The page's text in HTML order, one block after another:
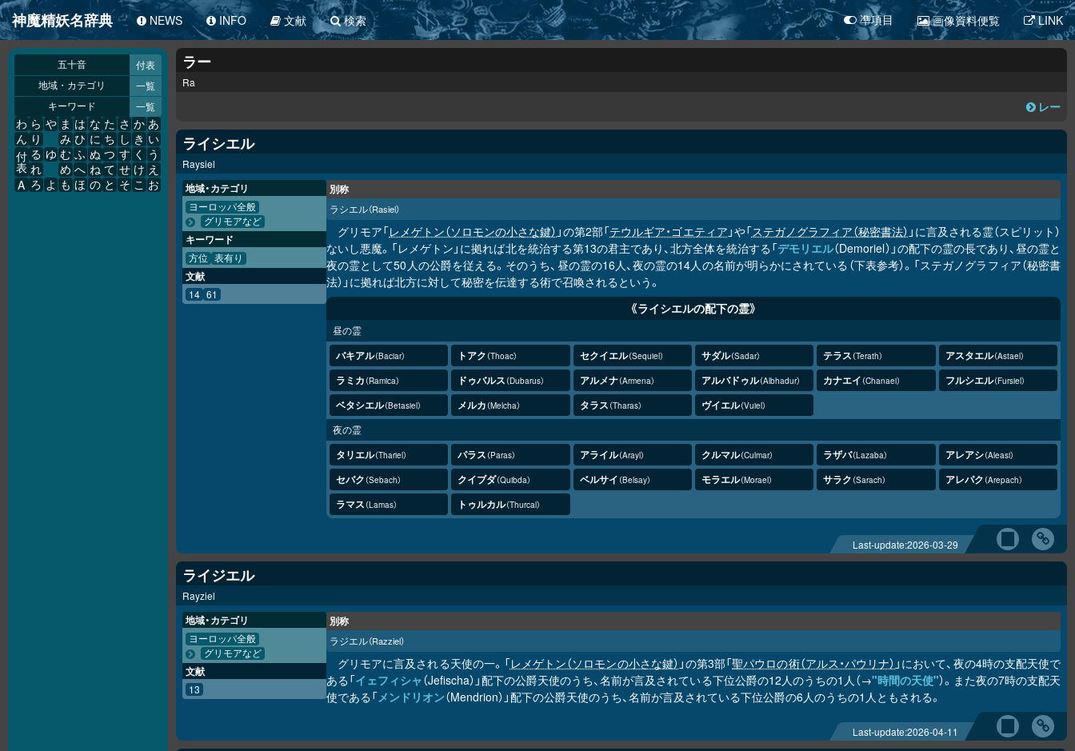
神魔精妖名辞典 NEWS INFO 文献 検索 凖項目 画像資料便覧 LINK
五十音 付表
地域・カテゴリ 一覧
キーワード 一覧
あ
い
う
え
お
か
き
く
け
こ
さ
し
す
せ
そ
た
ち
つ
て
と
な
に
ぬ
ね
の
は
ひ
ふ
へ
ほ
ま
み
む
め
も
や
ゆ
よ
ら
り
る
れ
ろ
わ
ん
付
表
A
ラー
Ra
レー
ライシエル
Raysiel
別称
ラシエル（Rasiel）
グリモア「レメゲトン（ソロモンの小さな鍵） 」の第2部「テウルギア・ゴエティア 」や「ステガノグラフィア（秘密書法） 」に言及される霊（スピリット）
ないし悪魔。「レメゲトン」に拠れば北を統治する第13の君主であり、北方全体を統治する「デモリエル（Demoriel）」の配下の霊の長であり、昼の霊と
夜の霊として50人の公爵を従える。そのうち、昼の霊の16人、夜の霊の14人の名前が明らかにされている（下表参考）。「ステガノグラフィア（秘密書
法）」に拠れば北方に対して秘密を伝達する術で召喚されるという。
《ライシエルの配下の霊》
昼の霊
バキアル Baciar トアク Thoac セクイエル Sequiel サダル Sadar テラス Terath アスタエル Astael
ラミカ Ramica ドゥバルス Dubarus アルメナ Armena アルバドゥル Albhadur カナエイ Chanaei フルシエル Fursiel
ベタシエル Betasiel メルカ Melcha タラス Tharas ヴイエル Vuiel
夜の霊
タリエル Thariel パラス Paras アライル Arayl クルマル Culmar ラザバ Lazaba アレアシ Aleasi
セバク Sebach クイブダ Quibda ベルサイ Belsay モラエル Morael サラク Sarach アレパク Arepach
ラマス Lamas トゥルカル Thurcal
地域・カテゴリ
ヨーロッパ全般
グリモアなど
キーワード
方位 表有り
文献
14 61
Last-update:2026-03-29
ライジエル
Rayziel
別称
ラジエル（Razziel）
グリモアに言及される天使の一。「レメゲトン（ソロモンの小さな鍵） 」の第3部「聖パウロの術（アルス・パウリナ） 」において、夜の4時の支配天使で
ある「イェフィシャ（Jefischa）」配下の公爵天使のうち、名前が言及されている下位公爵の12人のうちの1人（→"時間の天使"）。また夜の7時の支配天
使である「メンドリオン（Mendrion）」配下の公爵天使のうち、名前が言及されている下位公爵の6人のうちの1人ともされる。
地域・カテゴリ
ヨーロッパ全般
グリモアなど
文献
13
Last-update:2026-04-11